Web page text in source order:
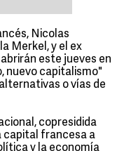
Nicolas
Merkel, y el ex
este jueves en
nuevo capitalismo"
o vías de
copresidida
capital francesa a
y la economía